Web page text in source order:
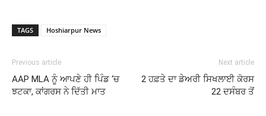
TAGS Hoshiarpur News
Previous article
AAP MLA ਨੂੰ ਆਪਣੇ ਹੀ ਪਿੰਡ ‘ਚ
ਝਟਕਾ, ਕਾਂਗਰਸ ਨੇ ਦਿੱਤੀ ਮਾਤ
Next article
2 ਹਫ਼ਤੇ ਦਾ ਡੇਅਰੀ ਸਿਖਲਾਈ ਕੋਰਸ
22 ਦਸੰਬਰ ਤੋਂ